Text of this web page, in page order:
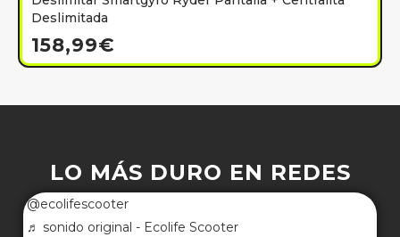
Deslimitada
158,99€
LO MÁS DURO EN REDES
@ecolifescooter
♬ sonido original - Ecolife Scooter